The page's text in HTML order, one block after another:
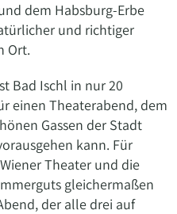
dem Habsburg-Erbe
und richtiger
Ort.
Bad Ischl in nur 20
einen Theaterabend, dem
Gassen der Stadt
kann. Für
Theater und die
gleichermaßen
der alle drei auf